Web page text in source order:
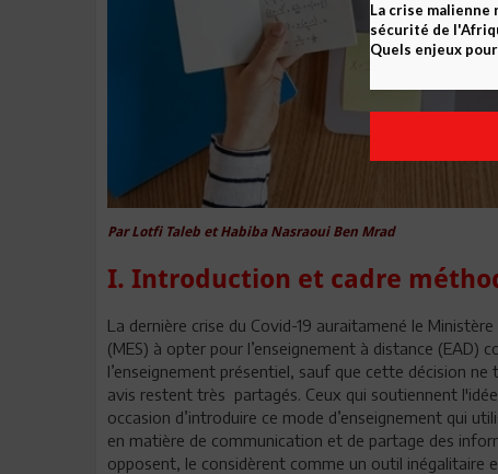
Par Lotfi Taleb et Habiba Nasraoui Ben Mrad
I. Introduction et cadre
La dernière crise du Covid-19 auraitamené le Ministère
(MES) à opter pour l’enseignement à distance (EAD)
l’enseignement présentiel, sauf que cette décision
avis restent très partagés. Ceux qui soutiennent
occasion d’introduire ce mode d’enseignement qui
en matière de communication et de partage des
opposent, le considèrent comme un outil inégalitaire
La crise malienne
sécurité de
Quels enjeux